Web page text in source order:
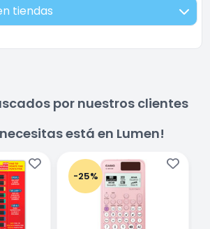
tiendas
por nuestros clientes
está en Lumen!
-25%